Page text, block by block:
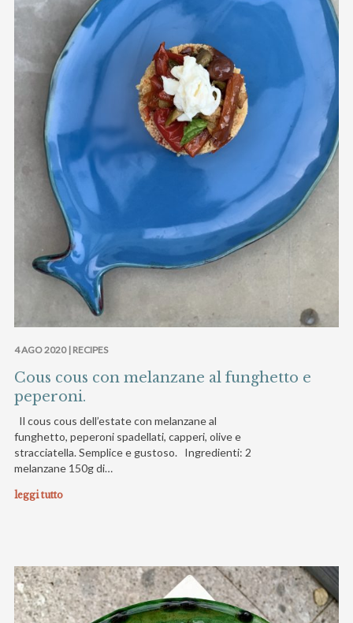
4 AGO 2020 | RECIPES
Cous cous con melanzane al funghetto e
peperoni.
Il cous cous dell’estate con melanzane al
funghetto, peperoni spadellati, capperi, olive e
stracciatella. Semplice e gustoso. Ingredienti: 2
melanzane 150g di…
leggi tutto